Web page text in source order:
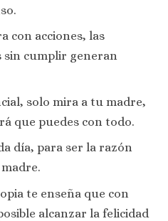
con acciones, las
sin cumplir generan
solo mira a tu madre,
que puedes con todo.
día, para ser la razón
te enseña que con
alcanzar la felicidad